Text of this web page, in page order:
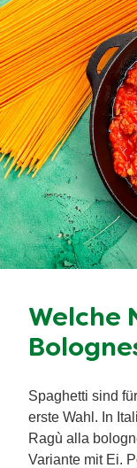
Welche
Spaghetti sind
erste Wahl. In
Ragù alla
Variante mit Ei.